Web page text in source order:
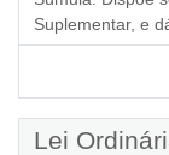
Suplementar, e
Lei